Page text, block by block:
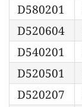
D580201
D520604
D540201
D520501
D520207